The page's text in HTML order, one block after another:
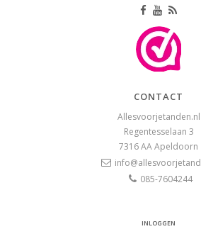
CONTACT
Allesvoorjetanden.nl
Regentesselaan 3
7316 AAApeldoorn
085-7604244
INLOGGEN